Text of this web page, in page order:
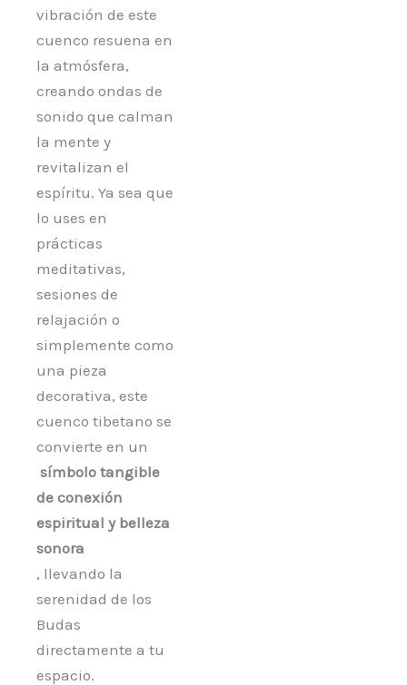
vibración de este
cuenco resuena en
la atmósfera,
creando ondas de
sonido que calman
la mente y
revitalizan el
espíritu. Ya sea que
lo uses en
prácticas
meditativas,
sesiones de
relajación o
simplemente como
una pieza
decorativa, este
cuenco tibetano se
convierte en un
símbolo tangible
de conexión
espiritual y belleza
sonora
, llevando la
serenidad de los
Budas
directamente a tu
espacio.